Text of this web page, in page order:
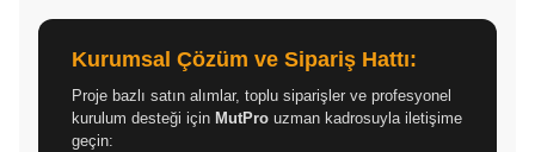
Kurumsal Çözüm ve Sipariş Hattı:
Proje bazlı satın alımlar, toplu siparişler ve profesyonel
kurulum desteği için MutPro uzman kadrosuyla iletişime
geçin: